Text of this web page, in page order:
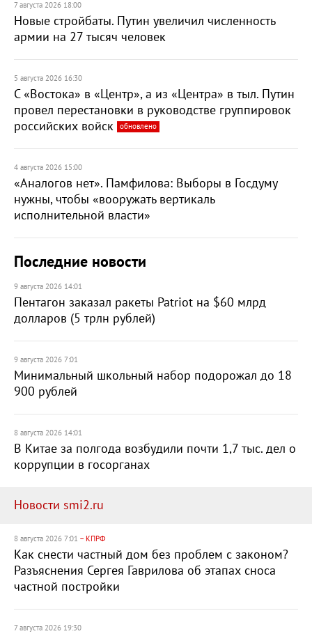
7 августа 2026 18:00
Новые стройбаты. Путин увеличил численность
армии на 27 тысяч человек
5 августа 2026 16:30
С «Востока» в «Центр», а из «Центра» в тыл. Путин
провел перестановки в руководстве группировок
российских войск
обновлено
4 августа 2026 15:00
«Аналогов нет». Памфилова: Выборы в Госдуму
нужны, чтобы «вооружать вертикаль
исполнительной власти»
Последние новости
9 августа 2026 14:01
Пентагон заказал ракеты Patriot на $60 млрд
долларов (5 трлн рублей)
9 августа 2026 7:01
Минимальный школьный набор подорожал до 18
900 рублей
8 августа 2026 14:01
В Китае за полгода возбудили почти 1,7 тыс. дел о
коррупции в госорганах
Новости smi2.ru
8 августа 2026 7:01 – КПРФ
Как снести частный дом без проблем с законом?
Разъяснения Сергея Гаврилова об этапах сноса
частной постройки
7 августа 2026 19:30